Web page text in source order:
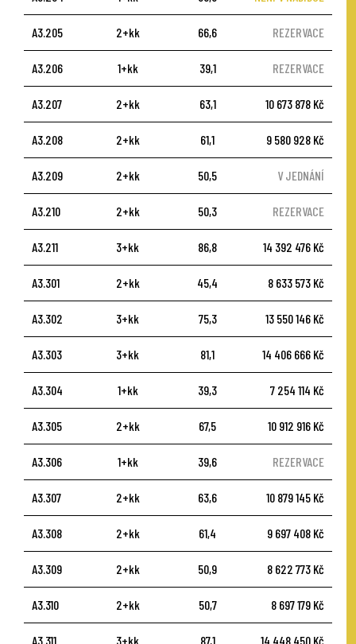
A3.205 2+kk 66,6 REZERVACE
A3.206 1+kk 39,1 REZERVACE
A3.207 2+kk 63,1 10 673 878 Kč
A3.208 2+kk 61,1 9 580 928 Kč
A3.209 2+kk 50,5 V JEDNÁNÍ
A3.210 2+kk 50,3 REZERVACE
A3.211 3+kk 86,8 14 392 476 Kč
A3.301 2+kk 45,4 8 633 573 Kč
A3.302 3+kk 75,3 13 550 146 Kč
A3.303 3+kk 81,1 14 406 666 Kč
A3.304 1+kk 39,3 7 254 114 Kč
A3.305 2+kk 67,5 10 912 916 Kč
A3.306 1+kk 39,6 REZERVACE
A3.307 2+kk 63,6 10 879 145 Kč
A3.308 2+kk 61,4 9 697 408 Kč
A3.309 2+kk 50,9 8 622 773 Kč
A3.310 2+kk 50,7 8 697 179 Kč
A3.311 3+kk 87,1 14 448 450 Kč